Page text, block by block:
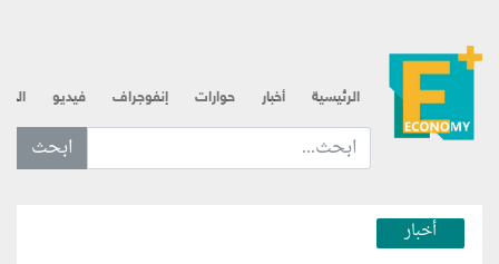
الرئيسية أخبار حوارات إنفوجراف فيديو
ابحث عن... :
أخبار